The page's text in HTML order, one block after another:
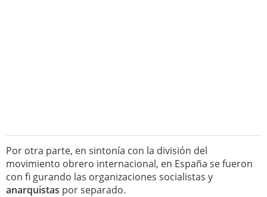
Por otra parte, en sintonía con la división del
movimiento obrero internacional, en España se fueron
con fi gurando las organizaciones socialistas y
anarquistas por separado.